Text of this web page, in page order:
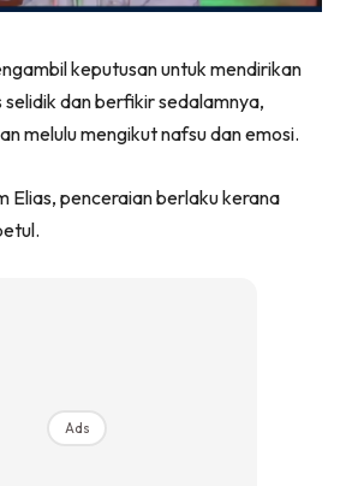
keputusan untuk mendirikan
dan berfikir sedalamnya,
melulu mengikut nafsu dan emosi.
Elias, penceraian berlaku kerana
Ads